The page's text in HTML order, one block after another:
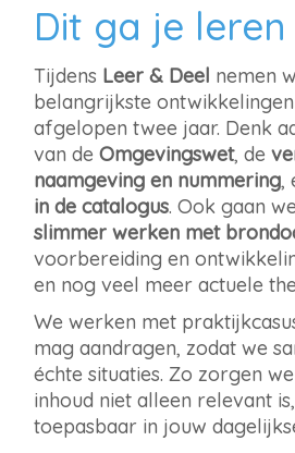
Dit ga je leren
Tijdens Leer & Deel nemen
belangrijkste
afgelopen twee jaar. Denk
van de Omgevingswet, de
naamgeving en nummering,
in de catalogus. Ook gaan
slimmer werken met
voorbereiding en
en nog veel meer actuele
We werken met
mag aandragen, zodat we
échte situaties. Zo zorgen
inhoud niet alleen relevant
toepasbaar in jouw